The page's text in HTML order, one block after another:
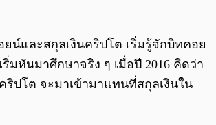
น์และสกุลเงินคริปโต เริ่มรู้จักบิทคอย
ริ่มหันมาศึกษาจริง ๆ เมื่อปี 2016 คิดว่า
ริปโต จะมาเข้ามาแทนที่สกุลเงินใน